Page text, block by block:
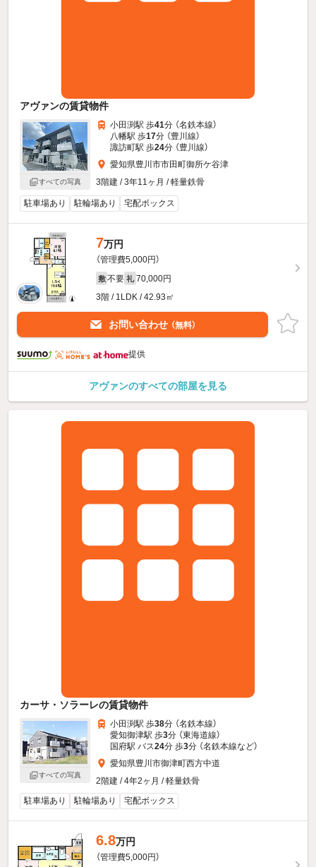
アヴァンの賃貸物件
すべての写真
小田渕駅 歩41分 （名鉄本線）
八幡駅 歩17分 （豊川線）
諏訪町駅 歩24分 （豊川線）
愛知県豊川市市田町御所ケ谷津
3階建 / 3年11ヶ月 / 軽量鉄骨
駐車場あり 駐輪場あり 宅配ボックス
7万円
（管理費5,000円）
敷 不要 礼 70,000円
3階 / 1LDK / 42.93㎡
お問い合わせ （無料）
提供
アヴァンのすべての部屋を見る
カーサ・ソラーレの賃貸物件
すべての写真
小田渕駅 歩38分 （名鉄本線）
愛知御津駅 歩3分 （東海道線）
国府駅 バス24分 歩3分 （名鉄本線など）
愛知県豊川市御津町西方中道
2階建 / 4年2ヶ月 / 軽量鉄骨
駐車場あり
駐輪場あり 宅配ボックス
6.8万円
（管理費5,000円）